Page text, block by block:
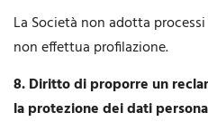
La Società non adotta
non effettua profilazione.
8. Diritto di proporre un
la protezione dei dati